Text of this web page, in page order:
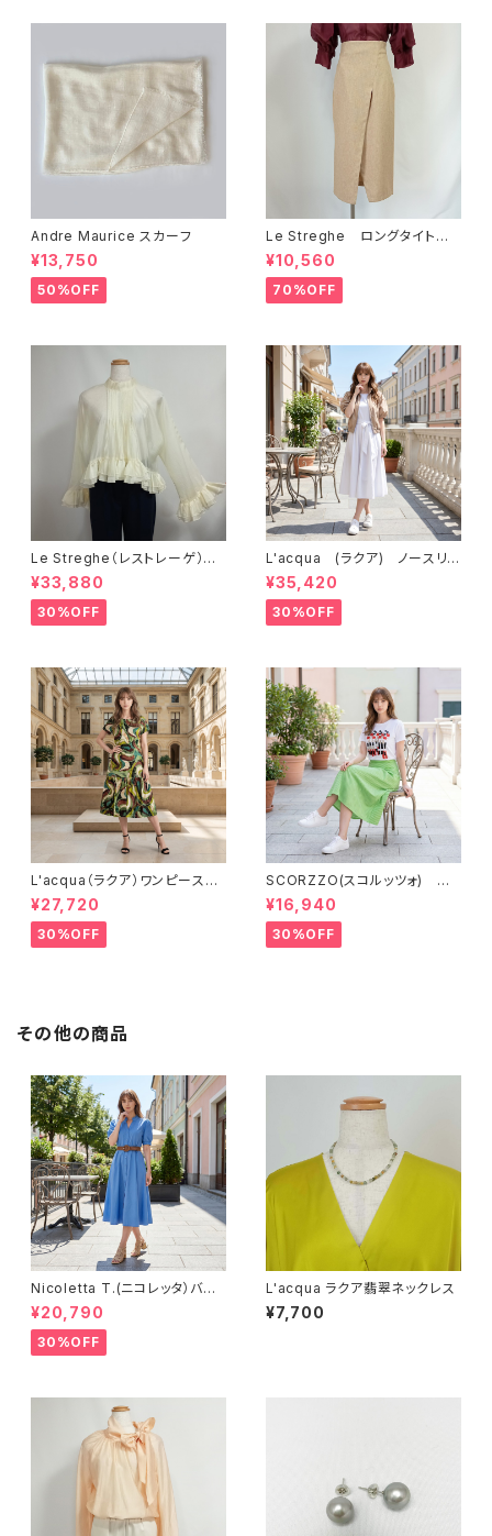
Andre Maurice スカーフ
¥13,750
50%OFF
Le Streghe ロングタイトス
カート LS3CI304SK
¥10,560
70%OFF
Le Streghe（レストレーゲ）
シアー素材ブラウス LS5MV1
01BL
¥33,880
30%OFF
L'acqua (ラクア) ノースリ
ーブ・ワンピース LN361OP
¥35,420
30%OFF
L'acqua（ラクア）ワンピース
LN827OP
¥27,720
30%OFF
SCORZZO(スコルッツォ) 刺
繡入りTシャツ RZ651TS
¥16,940
30%OFF
その他の商品
Nicoletta T.(ニコレッタ）バン
ドカラーワンピース BR932O
P
¥20,790
30%OFF
L'acqua ラクア翡翠ネックレス
¥7,700